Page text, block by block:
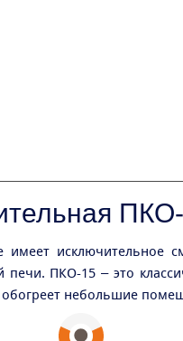
исключительное
ПКО-15 – это
небольшие